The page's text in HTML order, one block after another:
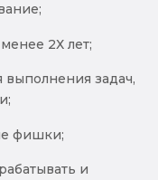
2Х лет;
задач,
фишки;
и